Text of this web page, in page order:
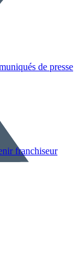
de presse
franchiseur